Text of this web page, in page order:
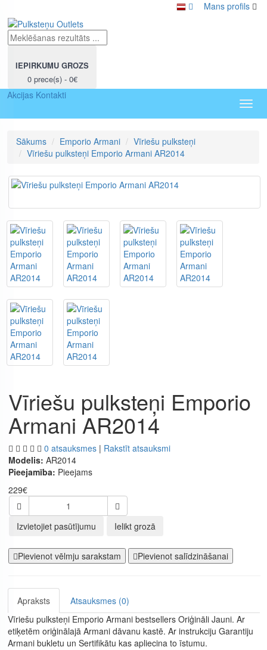
Mans profils
IEPIRKUMU GROZS
0 prece(s) - 0€
Akcijas Kontakti
Sākums Emporio Armani
Vīriešu pulksteņi
Vīriešu pulksteņi Emporio Armani AR2014
Vīriešu pulksteņi Emporio
Armani AR2014
0 atsauksmes | Rakstīt atsauksmi
Modelis: AR2014
Pieejamība: Pieejams
229€
Izvietojiet pasūtījumu Ielikt grozā
Pievienot vēlmju sarakstam Pievienot salīdzināšanai
Apraksts
Atsauksmes (0)
Vīriešu pulksteņi Emporio Armani bestsellers Oriģināli Jauni. Ar
etiķetēm oriģinālajā Armani dāvanu kastē. Ar instrukciju Garantiju
Armani bukletu un Sertifikātu kas apliecina to īstumu.